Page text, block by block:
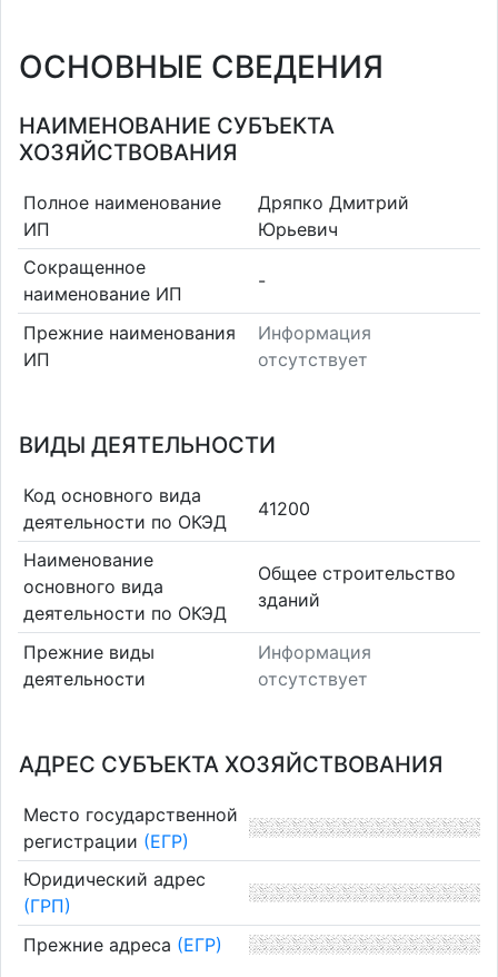
ОСНОВНЫЕ СВЕДЕНИЯ
НАИМЕНОВАНИЕ СУБЪЕКТА
ХОЗЯЙСТВОВАНИЯ
Полное наименование
ИП
Дряпко Дмитрий
Юрьевич
Сокращенное
наименование ИП
-
Прежние наименования
ИП
Информация
отсутствует
ВИДЫ ДЕЯТЕЛЬНОСТИ
Код основного вида
деятельности по ОКЭД
41200
Наименование
основного вида
деятельности по ОКЭД
Общее строительство
зданий
Прежние виды
деятельности
Информация
отсутствует
АДРЕС СУБЪЕКТА ХОЗЯЙСТВОВАНИЯ
Место государственной
регистрации (ЕГР)
Юридический адрес
(ГРП)
Прежние адреса (ЕГР)